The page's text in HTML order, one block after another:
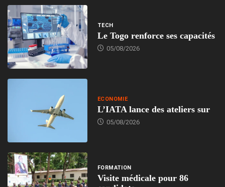
TECH
Le Togo renforce ses capacités
05/08/2026
ECONOMIE
L’IATA lance des ateliers sur
05/08/2026
FORMATION
Visite médicale pour 86